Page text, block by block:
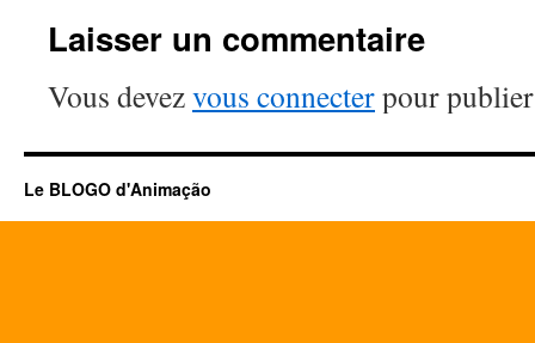
Laisser un commentaire
Vous devezvous connecterpour
Le BLOGO d'Animação